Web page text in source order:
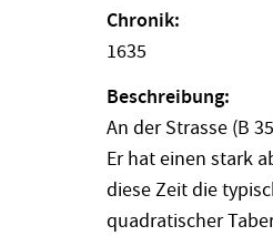
Chronik:
1635
Beschreibung:
An der Strasse (B
Er hat einen stark
diese Zeit die
quadratischer